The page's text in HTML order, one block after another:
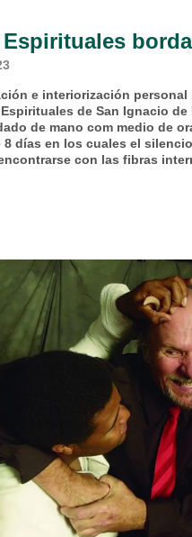
e interiorización personal
de San Ignacio de
de mano com medio de
8 días en los cuales el
con las fibras